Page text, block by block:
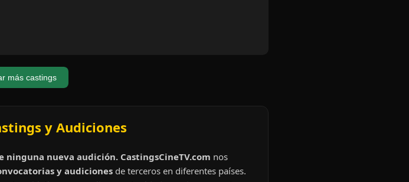
más castings
y Audiciones
ninguna nueva audición. CastingsCineTV.com nos
y audiciones de terceros en diferentes países.